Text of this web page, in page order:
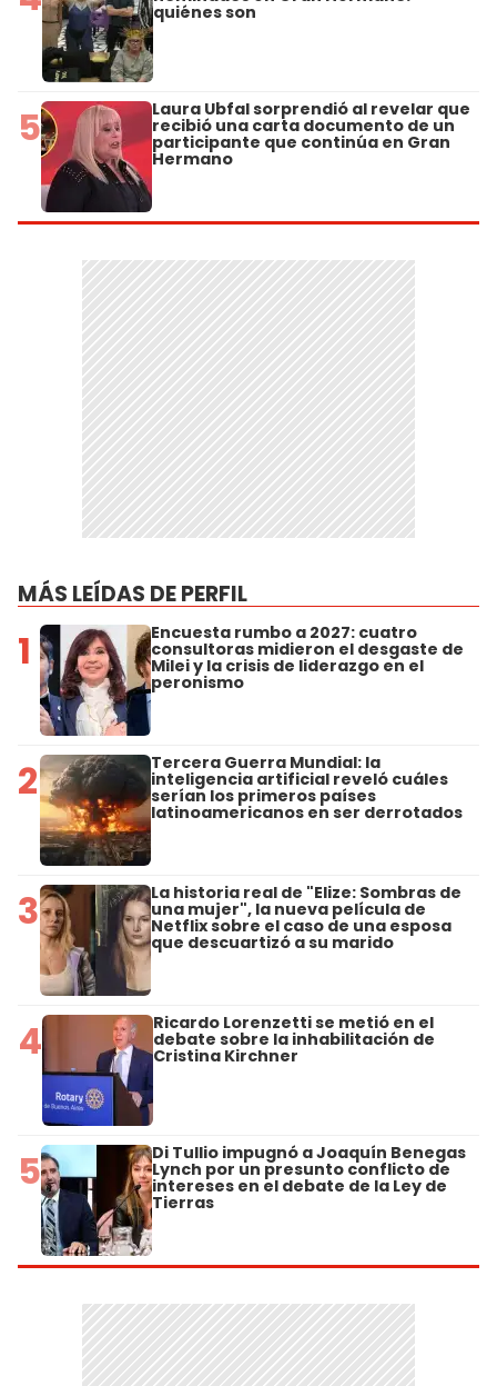
quiénes son
5 Laura Ubfal sorprendió al revelar que
recibió una carta documento de un
participante que continúa en Gran
Hermano
MÁS LEÍDAS DE PERFIL
1 Encuesta rumbo a 2027: cuatro
consultoras midieron el desgaste de
Milei y la crisis de liderazgo en el
peronismo
2 Tercera Guerra Mundial: la
inteligencia artificial reveló cuáles
serían los primeros países
latinoamericanos en ser derrotados
3 La historia real de "Elize: Sombras de
una mujer", la nueva película de
Netflix sobre el caso de una esposa
que descuartizó a su marido
4 Ricardo Lorenzetti se metió en el
debate sobre la inhabilitación de
Cristina Kirchner
5 Di Tullio impugnó a Joaquín Benegas
Lynch por un presunto conflicto de
intereses en el debate de la Ley de
Tierras